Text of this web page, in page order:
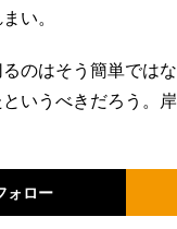
い。
のはそう簡単では
いうべきだろう。
ォロー